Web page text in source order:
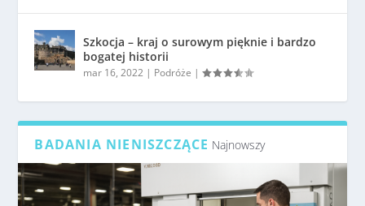
Szkocja – kraj o surowym pięknie i bardzo
bogatej historii
mar 16, 2022 | Podróże |
BADANIA NIENISZCZĄCE Najnowszy